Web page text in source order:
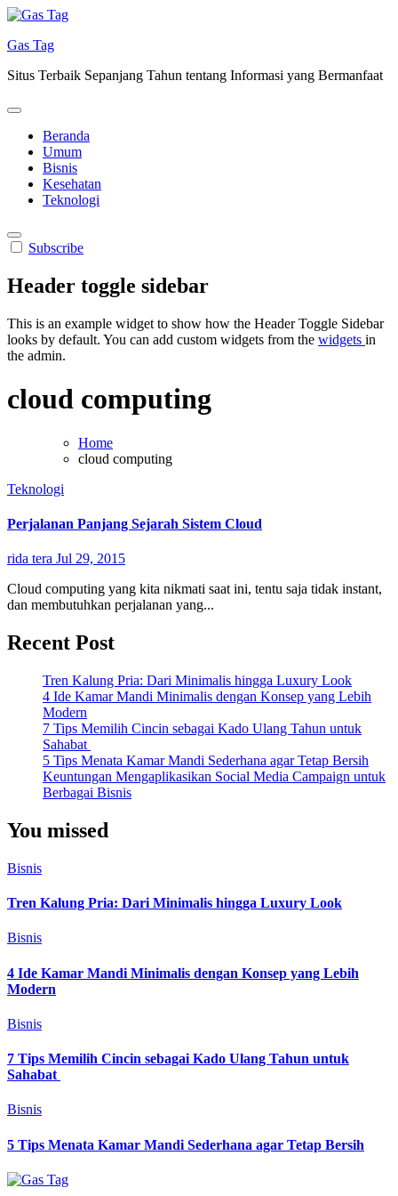
Skip
content
Gas Tag
Situs Terbaik Sepanjang Tahun tentang Informasi yang Bermanfaat
Beranda
Umum
Bisnis
Kesehatan
Teknologi
Subscribe
Header toggle sidebar
This is an example widget to show how the Header Toggle Sidebar
looks by default. You can add custom widgets from the widgets in
the admin.
cloud computing
Home
cloud computing
Teknologi
Perjalanan Panjang Sejarah Sistem Cloud
rida tera Jul 29, 2015
Cloud computing yang kita nikmati saat ini, tentu saja tidak instant,
dan membutuhkan perjalanan yang...
Recent Post
Tren Kalung Pria: Dari Minimalis hingga Luxury Look
4 Ide Kamar Mandi Minimalis dengan Konsep yang Lebih
Modern
7 Tips Memilih Cincin sebagai Kado Ulang Tahun untuk
Sahabat
5 Tips Menata Kamar Mandi Sederhana agar Tetap Bersih
Keuntungan Mengaplikasikan Social Media Campaign untuk
Berbagai Bisnis
You missed
Bisnis
Tren Kalung Pria: Dari Minimalis hingga Luxury Look
Bisnis
4 Ide Kamar Mandi Minimalis dengan Konsep yang Lebih
Modern
Bisnis
7 Tips Memilih Cincin sebagai Kado Ulang Tahun untuk
Sahabat
Bisnis
5 Tips Menata Kamar Mandi Sederhana agar Tetap Bersih